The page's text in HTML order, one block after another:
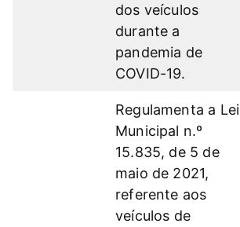
dos veículos
durante a
pandemia de
COVID-19.
Regulamenta a Lei
Municipal n.º
15.835, de 5 de
maio de 2021,
referente aos
veículos de